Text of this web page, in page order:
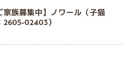
家族募集中】ノワール（子猫
2605-02403）